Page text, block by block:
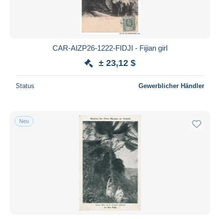
CAR-AIZP26-1222-FIDJI - Fijian girl
± 23,12 $
Status Gewerblicher Händler
Neu